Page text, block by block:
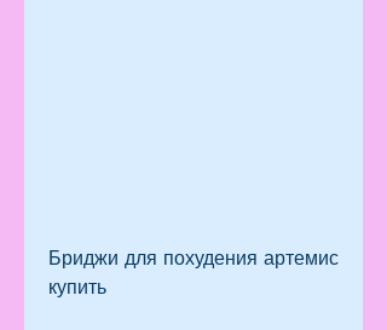
Бриджи для похудения артемис
купить